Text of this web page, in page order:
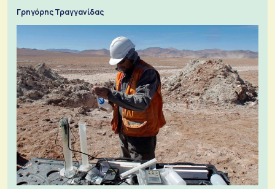
Γρηγόρης Τραγγανίδας